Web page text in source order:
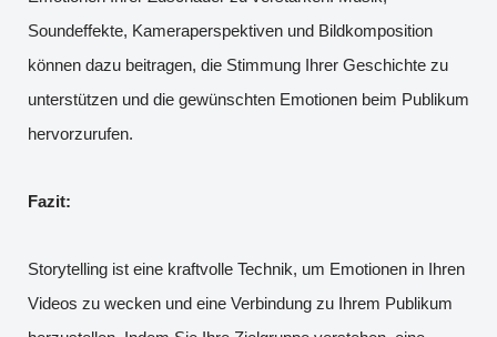
Soundeffekte, Kameraperspektiven und Bildkomposition
können dazu beitragen, die Stimmung Ihrer Geschichte zu
unterstützen und die gewünschten Emotionen beim Publikum
hervorzurufen.
Fazit:
Storytelling ist eine kraftvolle Technik, um Emotionen in Ihren
Videos zu wecken und eine Verbindung zu Ihrem Publikum